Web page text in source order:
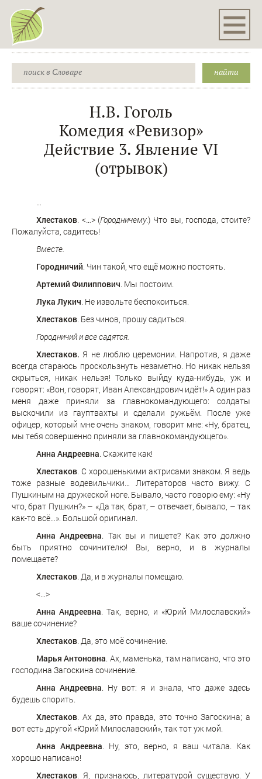
Н.В. Гоголь
Комедия «Ревизор»
Действие 3. Явление VI
(отрывок)
…
Хлестаков. <…> (Городничему.) Что вы, господа, стоите?
Пожалуйста, садитесь!
Вместе.
Городничий. Чин такой, что ещё можно постоять.
Артемий Филиппович. Мы постоим.
Лука Лукич. Не извольте беспокоиться.
Хлестаков. Без чинов, прошу садиться.
Городничий и все садятся.
Хлестаков. Я не люблю церемонии. Напротив, я даже
всегда стараюсь проскользнуть незаметно. Но никак нельзя
скрыться, никак нельзя! Только выйду куда-нибудь, уж и
говорят: «Вон, говорят, Иван Александрович идёт!» А один раз
меня даже приняли за главнокомандующего: солдаты
выскочили из гауптвахты и сделали ружьём. После уже
офицер, который мне очень знаком, говорит мне: «Ну, братец,
мы тебя совершенно приняли за главнокомандующего».
Анна Андреевна. Скажите как!
Хлестаков. С хорошенькими актрисами знаком. Я ведь
тоже разные водевильчики… Литераторов часто вижу. С
Пушкиным на дружеской ноге. Бывало, часто говорю ему: «Ну
что, брат Пушкин?» – «Да так, брат, – отвечает, бывало, – так
как-то всё…». Большой оригинал.
Анна Андреевна. Так вы и пишете? Как это должно
быть приятно сочинителю! Вы, верно, и в журналы
помещаете?
Хлестаков. Да, и в журналы помещаю.
<…>
Анна Андреевна. Так, верно, и «Юрий Милославский»
ваше сочинение?
Хлестаков. Да, это моё сочинение.
Марья Антоновна. Ах, маменька, там написано, что это
господина Загоскина сочинение.
Анна Андреевна. Ну вот: я и знала, что даже здесь
будешь спорить.
Хлестаков. Ах да, это правда, это точно Загоскина; а
вот есть другой «Юрий Милославский», так тот уж мой.
Анна Андреевна. Ну, это, верно, я ваш читала. Как
хорошо написано!
Хлестаков. Я, признаюсь, литературой существую. У